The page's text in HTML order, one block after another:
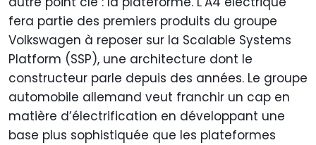
fera partie des premiers produits du groupe
Volkswagen à reposer sur la Scalable Systems
Platform (SSP), une architecture dont le
constructeur parle depuis des années. Le groupe
automobile allemand veut franchir un cap en
matière d’électrification en développant une
base plus sophistiquée que les plateformes